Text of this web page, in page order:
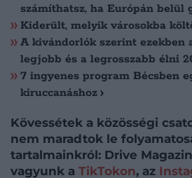
számíthatsz, ha Európán belül
Kiderült, melyik városokba
A kivándorlók szerint ezekben
legjobb és a legrosszabb élni
7 ingyenes program Bécsben
kiruccanáshoz
Kövessétek a közösségi
nem maradtok le
tartalmainkról: Drive
vagyunk a TikTokon, az